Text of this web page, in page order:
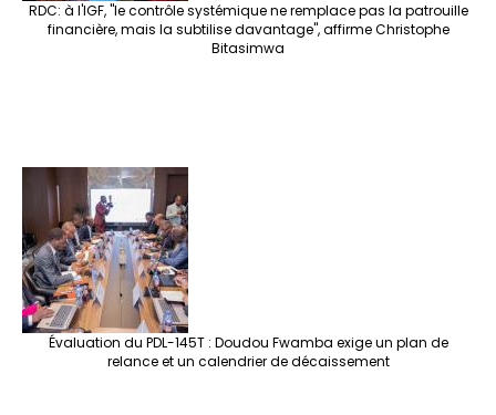
RDC: à l'IGF, "le contrôle systémique ne remplace pas la patrouille
financière, mais la subtilise davantage", affirme Christophe
Bitasimwa
Évaluation du PDL-145T : Doudou Fwamba exige un plan de
relance et un calendrier de décaissement